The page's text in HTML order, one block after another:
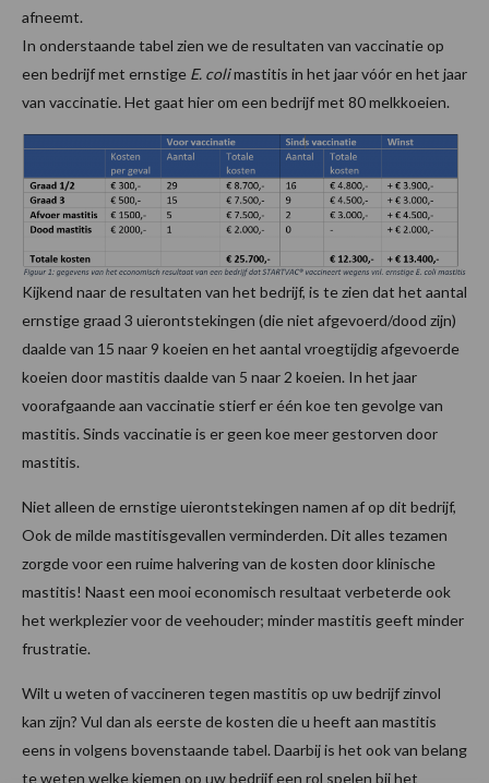
afneemt.
In onderstaande tabel zien we de resultaten van vaccinatie op
een bedrijf met ernstige E. colimastitis in het jaar vóór en het jaar
van vaccinatie. Het gaat hier om een bedrijf met 80 melkkoeien.
Kijkend naar de resultaten van het bedrijf, is te zien dat het aantal
ernstige graad 3 uierontstekingen (die niet afgevoerd/dood zijn)
daalde van 15 naar 9 koeien en het aantal vroegtijdig afgevoerde
koeien door mastitis daalde van 5 naar 2 koeien. In het jaar
voorafgaande aan vaccinatie stierf er één koe ten gevolge van
mastitis. Sinds vaccinatie is er geen koe meer gestorven door
mastitis.
Niet alleen de ernstige uierontstekingen namen af op dit bedrijf,
Ook de milde mastitisgevallen verminderden. Dit alles tezamen
zorgde voor een ruime halvering van de kosten door klinische
mastitis! Naast een mooi economisch resultaat verbeterde ook
het werkplezier voor de veehouder; minder mastitis geeft minder
frustratie.
Wilt u weten of vaccineren tegen mastitis op uw bedrijf zinvol
kan zijn? Vul dan als eerste de kosten die u heeft aan mastitis
eens in volgens bovenstaande tabel. Daarbij is het ook van belang
te weten welke kiemen op uw bedrijf een rol spelen bij het